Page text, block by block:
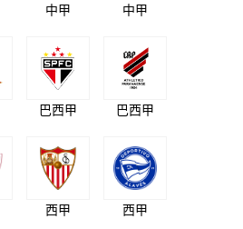
中甲 中甲
巴西甲 巴西甲
西甲 西甲